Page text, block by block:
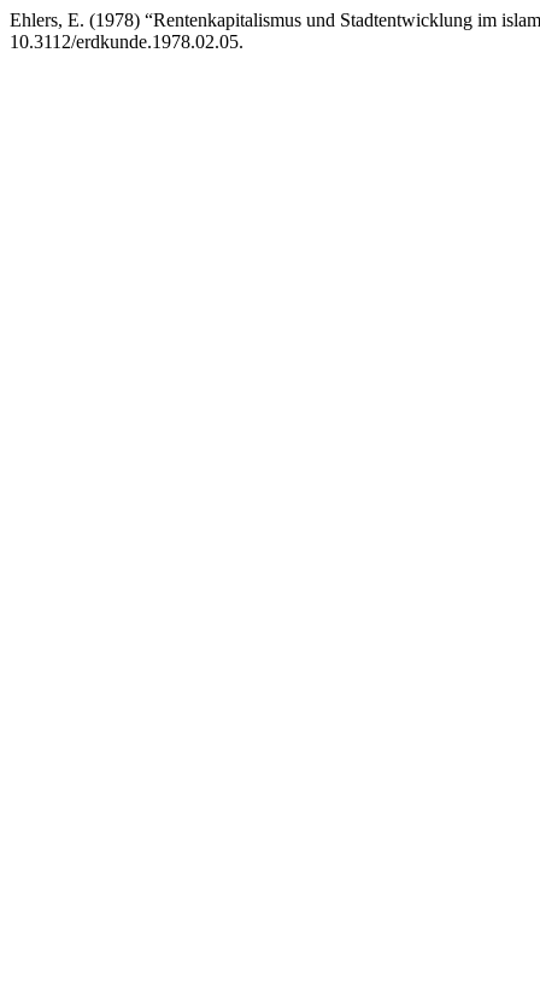
Ehlers, E. (1978) “Rentenkapitalismus und Stadtentwicklung im
10.3112/erdkunde.1978.02.05.